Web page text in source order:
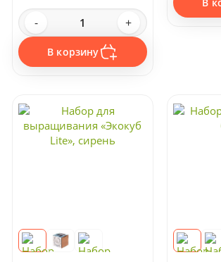
- +
В корзину